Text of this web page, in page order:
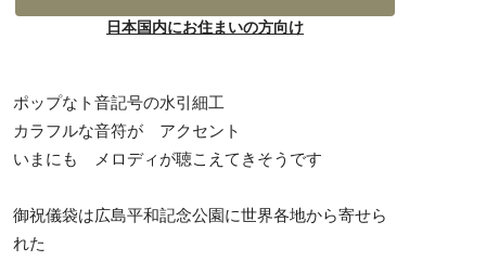
日本国内にお住まいの方向け
ポップなト音記号の水引細工
カラフルな音符が アクセント
いまにも メロディが聴こえてきそうです
御祝儀袋は広島平和記念公園に世界各地から寄せら
れた